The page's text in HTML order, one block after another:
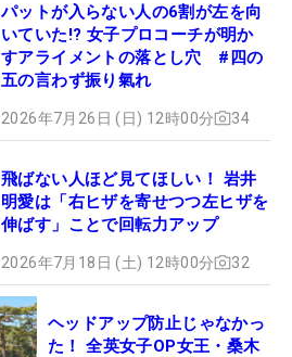
パットが入らない人の6割が左を向
いていた!? 女子プロコーチが明か
すアライメントの落とし穴 #四の
五の言わず振り氣れ
2026年7月26日 (日) 12時00分 34
飛ばない人ほど見てほしい！ 岩井
明愛は「右ヒザを寄せつつ左ヒザを
伸ばす」ことで回転力アップ
2026年7月18日 (土) 12時00分 32
ヘッドアップ防止じゃなかっ
た！ 全英女子OP女王・桑木